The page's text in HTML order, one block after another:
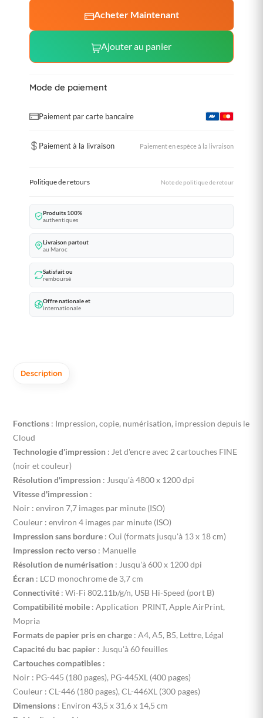
Acheter Maintenant
Ajouter au panier
Mode de paiement
Paiement par carte bancaire
Paiement à la livraison Paiement en espèce à la livraison
Politique de retours Note de politique de retour
Produits 100%
authentiques
Livraison partout
au Maroc
Satisfait ou
remboursé
Offre nationale et
internationale
Description
Fonctions : Impression, copie, numérisation, impression depuis le
Cloud
Technologie d'impression : Jet d'encre avec 2 cartouches FINE
(noir et couleur)
Résolution d'impression : Jusqu'à 4800 x 1200 dpi
Vitesse d'impression :
Noir : environ 7,7 images par minute (ISO)
Couleur : environ 4 images par minute (ISO)
Impression sans bordure : Oui (formats jusqu'à 13 x 18 cm)
Impression recto verso : Manuelle
Résolution de numérisation : Jusqu'à 600 x 1200 dpi
Écran : LCD monochrome de 3,7 cm
Connectivité : Wi-Fi 802.11b/g/n, USB Hi-Speed (port B)
Compatibilité mobile : Application PRINT, Apple AirPrint,
Mopria
Formats de papier pris en charge : A4, A5, B5, Lettre, Légal
Capacité du bac papier : Jusqu'à 60 feuilles
Cartouches compatibles :
Noir : PG-445 (180 pages), PG-445XL (400 pages)
Couleur : CL-446 (180 pages), CL-446XL (300 pages)
Dimensions : Environ 43,5 x 31,6 x 14,5 cm